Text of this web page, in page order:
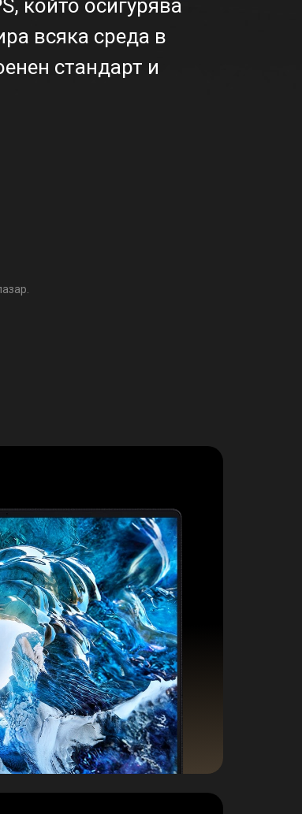
който осигурява
всяка среда в
стандарт и